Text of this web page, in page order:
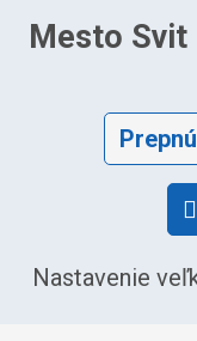
Mesto Svit
Nastavenie